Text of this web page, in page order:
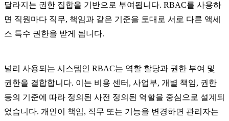
달라지는 권한 집합을 기반으로 부여됩니다. RBAC를 사용하
면 직원마다 직무, 책임과 같은 기준을 토대로 서로 다른 액세
스 특수 권한을 받게 됩니다.
널리 사용되는 시스템인 RBAC는 역할 할당과 권한 부여 및
권한을 결합합니다. 이는 비용 센터, 사업부, 개별 책임, 권한
등의 기준에 따라 정의된 사전 정의된 역할을 중심으로 설계되
었습니다. 개인이 책임, 직무 또는 기능을 변경하면 관리자는